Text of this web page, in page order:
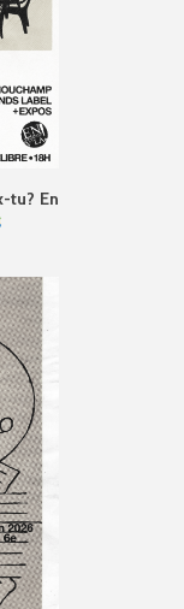
tu? En